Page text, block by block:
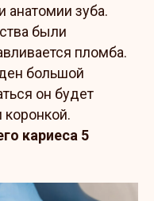
анатомии зуба.
были
пломба.
большой
он будет
коронкой.
кариеса 5